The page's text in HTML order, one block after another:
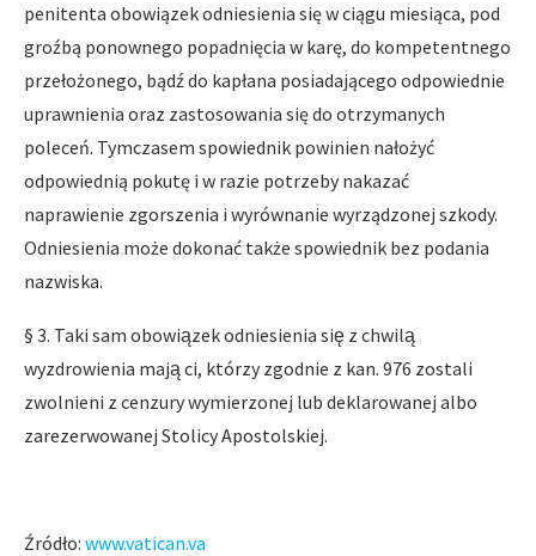
penitenta obowiązek odniesienia się w ciągu miesiąca, pod
groźbą ponownego popadnięcia w karę, do kompetentnego
przełożonego, bądź do kapłana posiadającego odpowiednie
uprawnienia oraz zastosowania się do otrzymanych
poleceń. Tymczasem spowiednik powinien nałożyć
odpowiednią pokutę i w razie potrzeby nakazać
naprawienie zgorszenia i wyrównanie wyrządzonej szkody.
Odniesienia może dokonać także spowiednik bez podania
nazwiska.
§ 3. Taki sam obowiązek odniesienia się z chwilą
wyzdrowienia mają ci, którzy zgodnie z kan. 976 zostali
zwolnieni z cenzury wymierzonej lub deklarowanej albo
zarezerwowanej Stolicy Apostolskiej.
Źródło: www.vatican.va